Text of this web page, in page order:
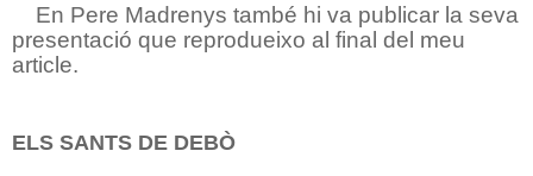
En Pere Madrenys també hi va publicar la seva
presentació que reprodueixo al final del meu
article.
ELS SANTS DE DEBÒ